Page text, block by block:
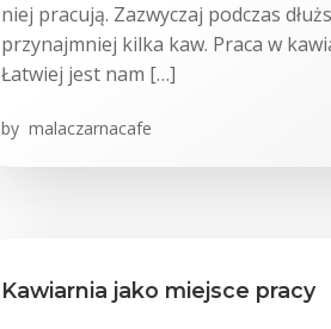
niej pracują. Zazwyczaj podczas
przynajmniej kilka kaw. Praca w
Łatwiej jest nam […]
by malaczarnacafe
Kawiarnia jako miejsce pracy